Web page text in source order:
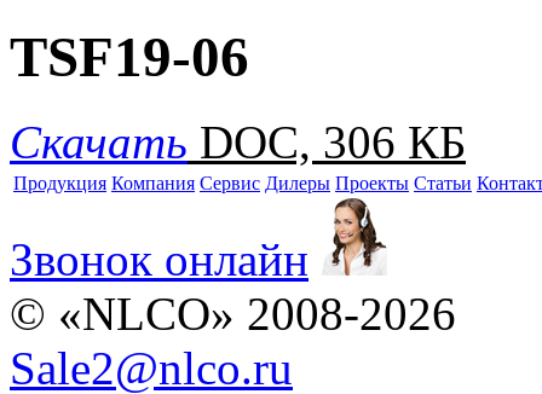
TSF19-06
Скачать DOC, 306 КБ
Продукция Компания Сервис Дилеры Проекты Статьи
Звонок онлайн
© «NLCO» 2008-2026
Sale2@nlco.ru